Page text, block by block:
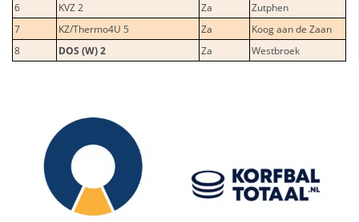
6
KVZ 2 Za
Zutphen
7
KZ/Thermo4U 5 Za
Koog aan de Zaan
8
DOS (W) 2 Za Westbroek